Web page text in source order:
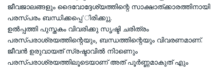
ജീവജാലങ്ങളും ദൈവോദ്ദേശ്യത്തിന്റെ സാക്ഷാത്ക്കാരത്തിനായി
പരസ്പരം ബന്ധിക്കപ്പെ’ിരിക്കുു.
ഉല്‍പ്പത്തി പുസ്തകം വിവരിക്കു സൃഷ്ടി ചരിത്രം
പരസ്പരാശ്രയത്തിന്റെയും, ബന്ധത്തിന്റെയും വിവരണമാണ്.
ജീവന്‍ ഉരുവായത് സ്രഷ്ടാവില്‍ നിാണെും
പരസ്പരാശ്രയത്തിലൂടെയാണ് അത് പൂര്‍ണ്ണമാകുത് എും